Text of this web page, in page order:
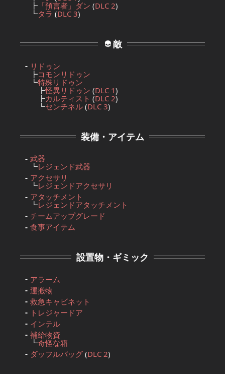
┣ 「預言者」ダン (DLC 2)
┗タラ (DLC 3)
敵
リドゥン
┣コモンリドゥン
┗特殊リドゥン
┣怪異リドゥン (DLC 1)
┣カルティスト (DLC 2)
┗センチネル (DLC 3)
装備・アイテム
武器
┗レジェンド武器
アクセサリ
┗レジェンドアクセサリ
アタッチメント
┗レジェンドアタッチメント
チームアップグレード
食事アイテム
設置物・ギミック
アラーム
運搬物
救急キャビネット
トレジャードア
インテル
補給物資
┗奇怪な箱
ダッフルバッグ (DLC 2)